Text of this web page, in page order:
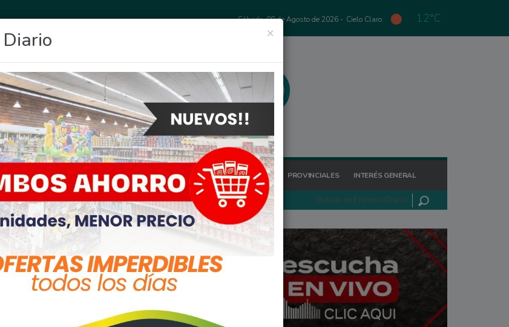
Sábado, 08 de Agosto de 2026 - Cielo Claro 12°C
DEPORTES FIGHIERA GENERAL LAGOS POLICIALES REGIONALES PROVINCIALES INTERÉS GENERAL
×